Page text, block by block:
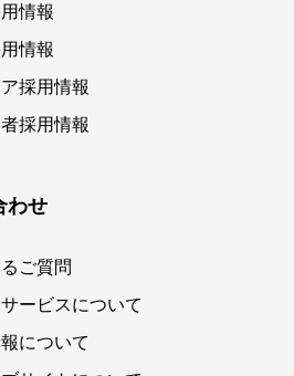
情報
情報
採用情報
採用情報
わせ
ご質問
ービスについて
について